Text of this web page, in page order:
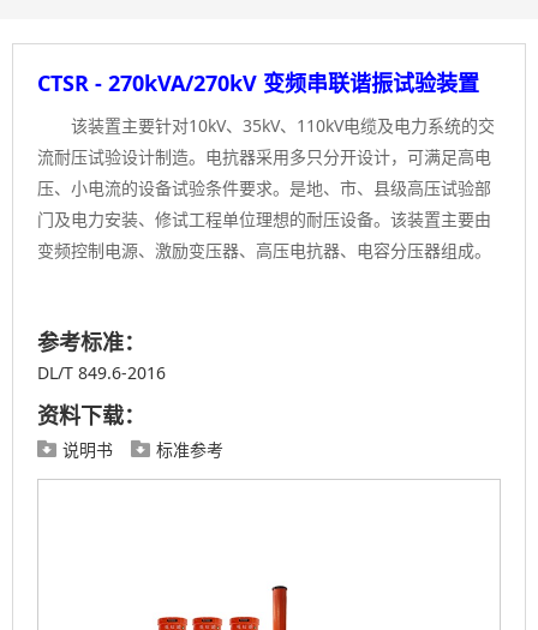
CTSR - 270kVA/270kV 变频串联谐振试验装置
该装置主要针对10kV、35kV、110kV电缆及电力系统的交
流耐压试验设计制造。电抗器采用多只分开设计，可满足高电
压、小电流的设备试验条件要求。是地、市、县级高压试验部
门及电力安装、修试工程单位理想的耐压设备。该装置主要由
变频控制电源、激励变压器、高压电抗器、电容分压器组成。
参考标准：
DL/T 849.6-2016
资料下载：
 说明书  标准参考